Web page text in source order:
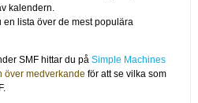
kalendern.
en lista över de mest populära
SMF hittar du påSimple Machines
över medverkande för att se vilka som